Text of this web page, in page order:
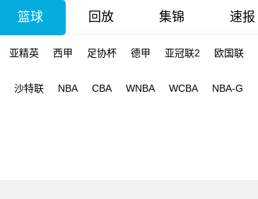
篮球 回放 集锦 速报
亚精英 西甲 足协杯 德甲 亚冠联2 欧国联
沙特联 NBA CBA WNBA WCBA NBA-G